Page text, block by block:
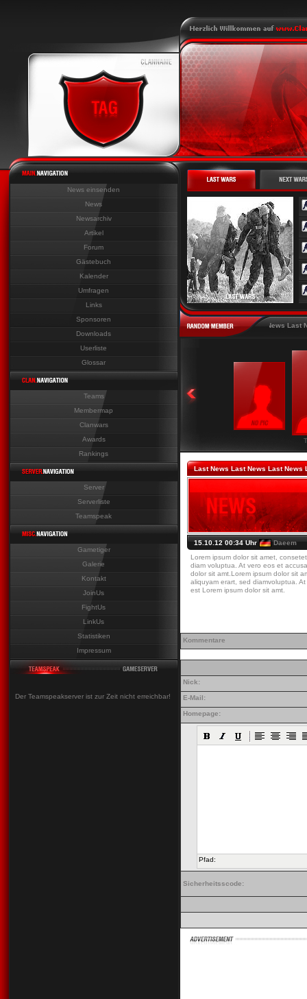
News einsenden
News
Newsarchiv
Artikel
Forum
Gästebuch
Kalender
Umfragen
Links
Sponsoren
Downloads
Userliste
Glossar
Teams
Membermap
Clanwars
Awards
Rankings
Server
Serverliste
Teamspeak
Gametiger
Galerie
Kontakt
JoinUs
FightUs
LinkUs
Statistiken
Impressum
Der Teamspeakserver ist zur Zeit nicht erreichbar!
Last News Last News Last News Last
Last News Last News Last News
15.10.12 00:34 Uhr
Daeem
Lorem ipsum dolor sit amet,
diam voluptua. At vero eos et
dolor sit amt.Lorem ipsum dolor sit
aliquyam erart, sed diamvoluptua.
est Lorem ipsum dolor sit amt.
Kommentare
Nick:
E-Mail:
Homepage:
Pfad:
Sicherheitsscode: